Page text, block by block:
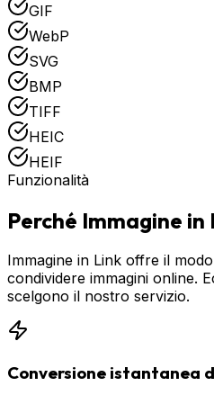
GIF
WebP
SVG
BMP
TIFF
HEIC
HEIF
Funzionalità
Perché Immagine in
Immagine in Link offre il
condividere immagini online.
scelgono il nostro servizio.
Conversione istantanea